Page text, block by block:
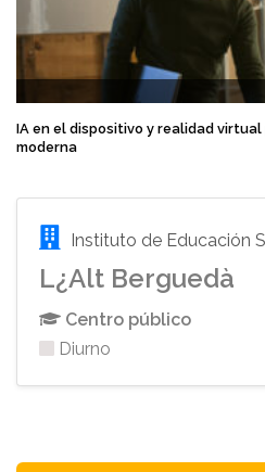
IA en el dispositivo y realidad
moderna
Instituto de Educación
L¿Alt Berguedà
Centro público
Diurno